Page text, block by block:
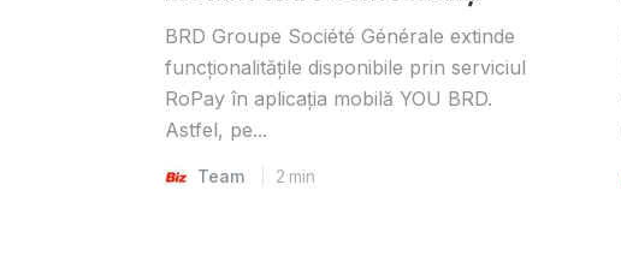
BRD Groupe Société Générale extinde
funcționalitățile disponibile prin serviciul
RoPay în aplicația mobilă YOU BRD.
Astfel, pe...
Team 2 min